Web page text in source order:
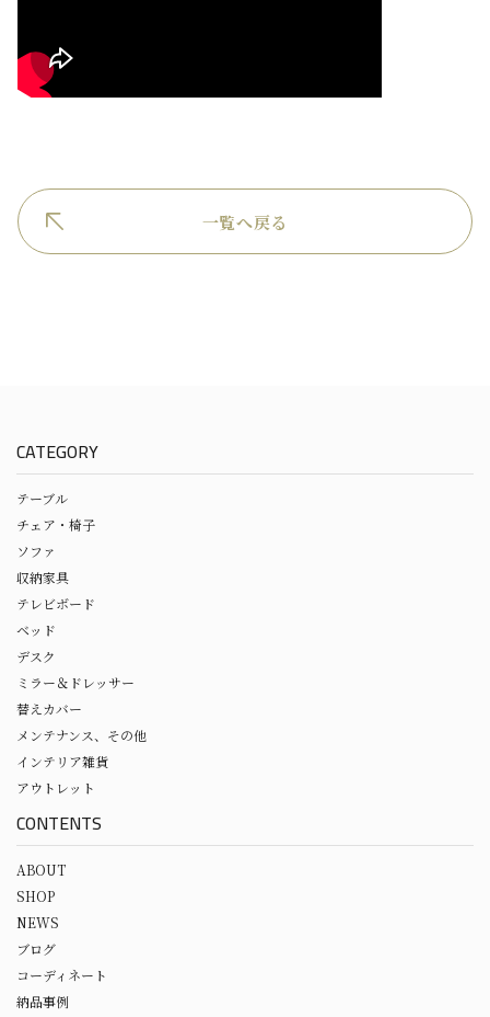
一覧へ戻る
CATEGORY
テーブル
チェア・椅子
ソファ
収納家具
テレビボード
ベッド
デスク
ミラー＆ドレッサー
替えカバー
メンテナンス、その他
インテリア雑貨
アウトレット
CONTENTS
ABOUT
SHOP
NEWS
ブログ
コーディネート
納品事例